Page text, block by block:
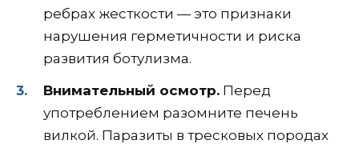
ребрах жесткости — это признаки
нарушения герметичности и риска
развития ботулизма.
Внимательный осмотр. Перед
употреблением разомните печень
вилкой. Паразиты в тресковых породах